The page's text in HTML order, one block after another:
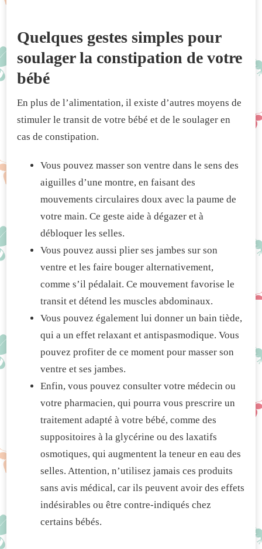
Quelques gestes simples pour
soulager la constipation de votre
bébé
En plus de l’alimentation, il existe d’autres moyens de
stimuler le transit de votre bébé et de le soulager en
cas de constipation.
Vous pouvez masser son ventre dans le sens des
aiguilles d’une montre, en faisant des
mouvements circulaires doux avec la paume de
votre main. Ce geste aide à dégazer et à
débloquer les selles.
Vous pouvez aussi plier ses jambes sur son
ventre et les faire bouger alternativement,
comme s’il pédalait. Ce mouvement favorise le
transit et détend les muscles abdominaux.
Vous pouvez également lui donner un bain tiède,
qui a un effet relaxant et antispasmodique. Vous
pouvez profiter de ce moment pour masser son
ventre et ses jambes.
Enfin, vous pouvez consulter votre médecin ou
votre pharmacien, qui pourra vous prescrire un
traitement adapté à votre bébé, comme des
suppositoires à la glycérine ou des laxatifs
osmotiques, qui augmentent la teneur en eau des
selles. Attention, n’utilisez jamais ces produits
sans avis médical, car ils peuvent avoir des effets
indésirables ou être contre-indiqués chez
certains bébés.